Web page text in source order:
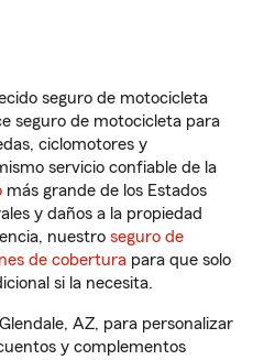
seguro de motocicleta
seguro de motocicleta para
ciclomotores y
servicio confiable de la
más grande de los Estados
y daños a la propiedad
nuestro seguro de
de cobertura para que solo
si la necesita.
AZ, para personalizar
y complementos